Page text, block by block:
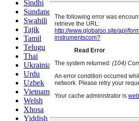
Sindhi
Sundanese
Swahili
Tajik
Tamil
Telugu
Thai
Ukrainian
Urdu
Uzbek
Vietnamese
Welsh
Xhosa
Yiddish